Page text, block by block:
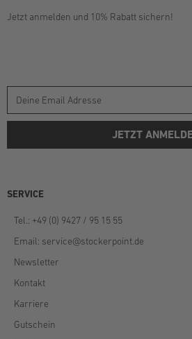
Jetzt anmelden und 10% Rabatt sichern!
JETZT
SERVICE
Tel.: +49 (0) 9427 / 95 15 55
Email: service@stockerpoint.de
Newsletter
Kontakt
Karriere
Gutschein